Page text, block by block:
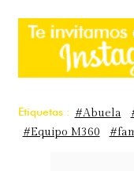
Etiquetas : #Abuela
#Equipo M360